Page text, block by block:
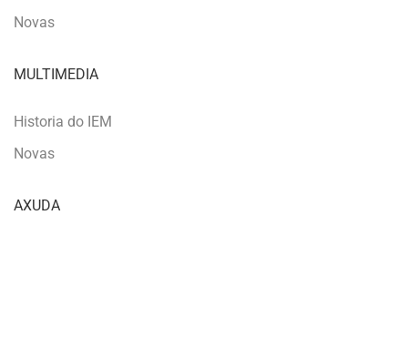
Novas
MULTIMEDIA
Historia do IEM
Novas
AXUDA